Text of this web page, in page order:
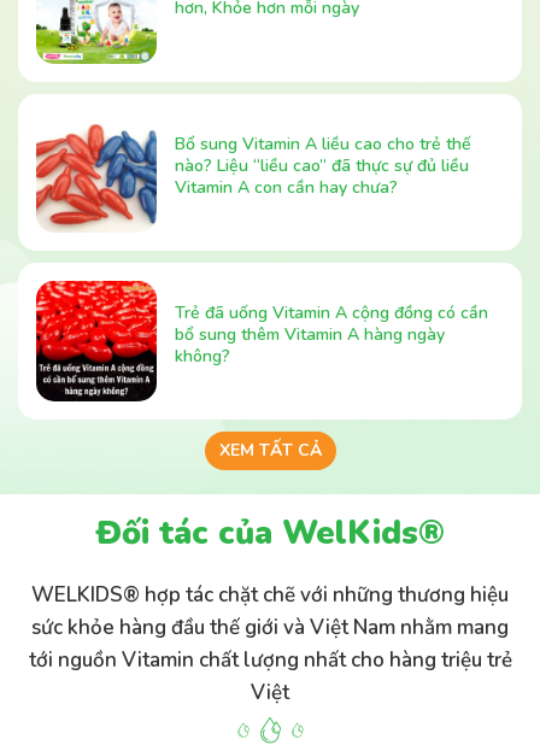
hơn, Khỏe hơn mỗi ngày
Bổ sung Vitamin A liều cao cho trẻ thế
nào? Liệu “liều cao” đã thực sự đủ liều
Vitamin A con cần hay chưa?
Trẻ đã uống Vitamin A cộng đồng có cần
bổ sung thêm Vitamin A hàng ngày
không?
XEM TẤT CẢ
Đối tác của WelKids®
WELKIDS® hợp tác chặt chẽ với những thương hiệu
sức khỏe hàng đầu thế giới và Việt Nam nhằm mang
tới nguồn Vitamin chất lượng nhất cho hàng triệu trẻ
Việt